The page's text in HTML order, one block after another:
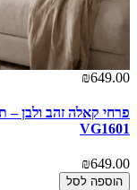
₪649.00
פרחי קאלה זהב ולבן –
VG1601
₪649.00
הוספה לסל